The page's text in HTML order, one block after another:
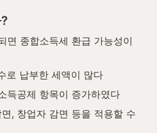
면 종합소득세 환급 가능성이
로 납부한 세액이 많다
득공제 항목이 증가하였다
, 창업자 감면 등을 적용할 수